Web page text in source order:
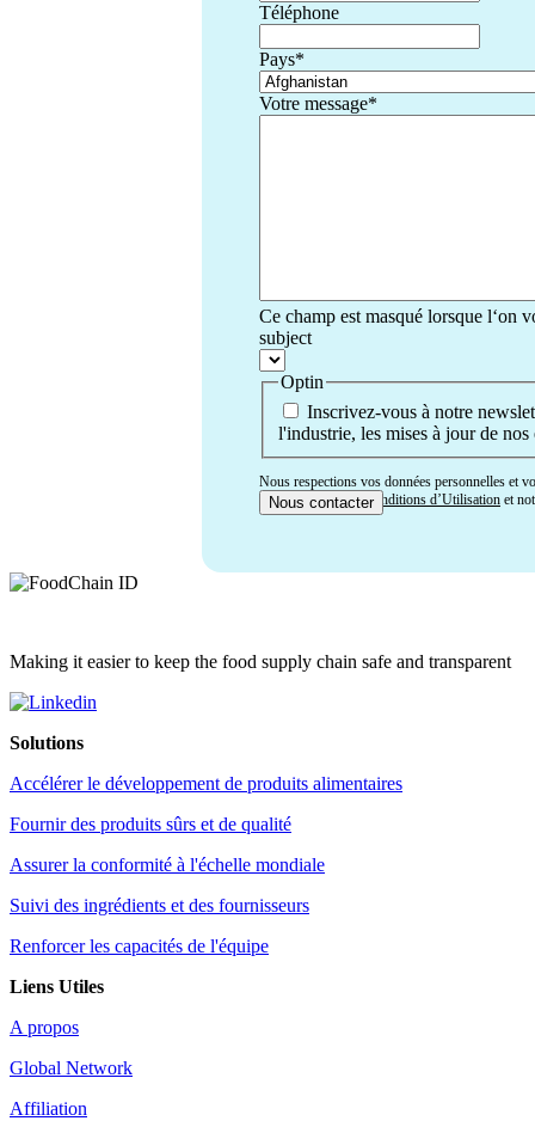
Téléphone
Pays*
Votre message*
Ce champ est masqué lorsque l‘on
subject
Optin
Inscrivez-vous à notre
l'industrie, les mises à jour de nos
Nous respections vos données personnelles et
vous acceptez nosConditions d’Utilisation et
Making it easier to keep the food supply chain safe and transparent
Solutions
Accélérer le développement de produits alimentaires
Fournir des produits sûrs et de qualité
Assurer la conformité à l'échelle mondiale
Suivi des ingrédients et des fournisseurs
Renforcer les capacités de l'équipe
Liens Utiles
A propos
Global Network
Affiliation